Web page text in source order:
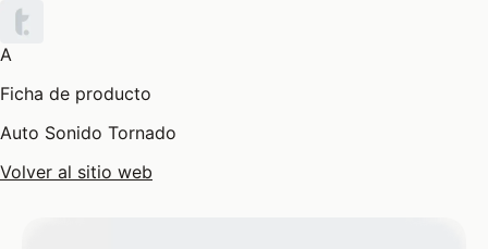
A
Ficha de producto
Auto Sonido Tornado
Volver al sitio web